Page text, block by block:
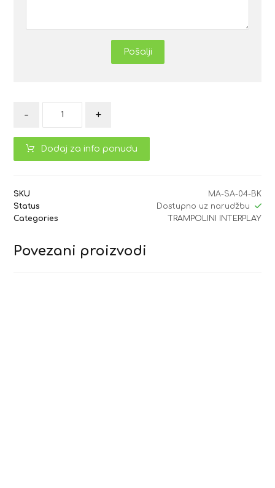
Pošalji
- +
Dodaj za info ponudu
SKU
MA-SA-04-BK
Status
Dostupno uz narudžbu
Categories
TRAMPOLINI INTERPLAY
Povezani proizvodi